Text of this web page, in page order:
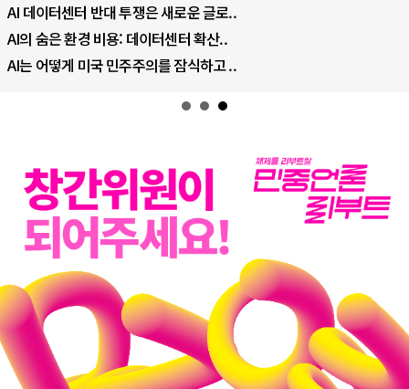
AI 데이터센터 반대 투쟁은 새로운 글로..
AI의 숨은 환경 비용: 데이터센터 확산..
AI는 어떻게 미국 민주주의를 잠식하고 ..